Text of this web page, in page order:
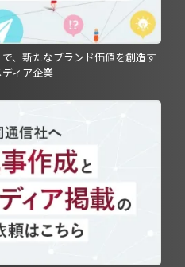
、新たなブランド価値を創造す
ィア企業